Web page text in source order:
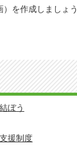
を作成しましょう
ぼう
援制度